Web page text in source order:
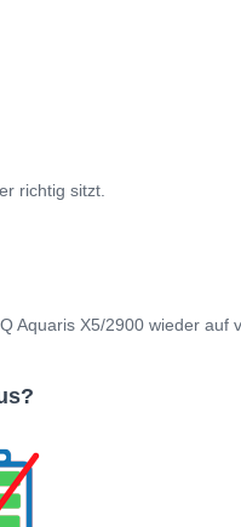
richtig sitzt.
Aquaris X5/2900 wieder auf